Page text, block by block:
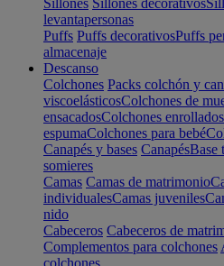
Sillones Sillones decorativos
levantapersonas
Puffs Puffs decorativosPuffs
almacenaje
Descanso
Colchones Packs colchón y
viscoelásticosColchones de
ensacadosColchones enrollados
espumaColchones para bebé
Canapés y bases CanapésBase
somieres
Camas Camas de matrimonio
individualesCamas juveniles
nido
Cabeceros Cabeceros de
Complementos para colchones
colchones